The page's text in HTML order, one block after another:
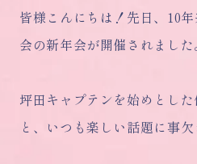
皆様こんにちは！先日、10
会の新年会が開催されました
坪田キャプテンを始めとし
と、いつも楽しい話題に事欠